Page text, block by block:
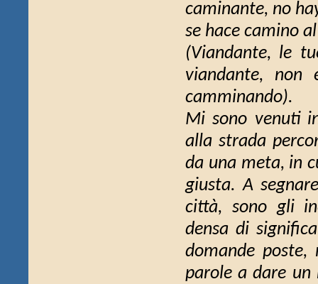
caminante, no
se hace camino
(Viandante, le
viandante,
camminando).
Mi sono venuti
alla strada
da una meta, in
giusta. A
città, sono gli
densa di
domande
parole a dare un